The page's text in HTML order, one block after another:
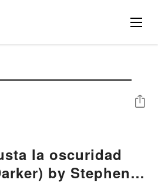
la oscuridad
by Stephen
分享